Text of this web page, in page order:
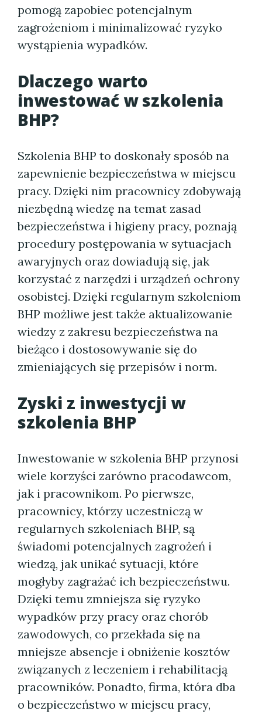
pomogą zapobiec potencjalnym
zagrożeniom i minimalizować ryzyko
wystąpienia wypadków.
Dlaczego warto
inwestować w szkolenia
BHP?
Szkolenia BHP to doskonały sposób na
zapewnienie bezpieczeństwa w miejscu
pracy. Dzięki nim pracownicy zdobywają
niezbędną wiedzę na temat zasad
bezpieczeństwa i higieny pracy, poznają
procedury postępowania w sytuacjach
awaryjnych oraz dowiadują się, jak
korzystać z narzędzi i urządzeń ochrony
osobistej. Dzięki regularnym szkoleniom
BHP możliwe jest także aktualizowanie
wiedzy z zakresu bezpieczeństwa na
bieżąco i dostosowywanie się do
zmieniających się przepisów i norm.
Zyski z inwestycji w
szkolenia BHP
Inwestowanie w szkolenia BHP przynosi
wiele korzyści zarówno pracodawcom,
jak i pracownikom. Po pierwsze,
pracownicy, którzy uczestniczą w
regularnych szkoleniach BHP, są
świadomi potencjalnych zagrożeń i
wiedzą, jak unikać sytuacji, które
mogłyby zagrażać ich bezpieczeństwu.
Dzięki temu zmniejsza się ryzyko
wypadków przy pracy oraz chorób
zawodowych, co przekłada się na
mniejsze absencje i obniżenie kosztów
związanych z leczeniem i rehabilitacją
pracowników. Ponadto, firma, która dba
o bezpieczeństwo w miejscu pracy,